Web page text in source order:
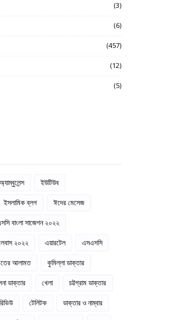
(3)
(6)
(457)
(12)
(5)
অ্যাম্বুলেন্স
ইউটিউব
ইসলামিক ব্লগ
ঈদের মেসেজ
বাংলা সাজেশন ২০২২
২০২২
এয়ারটেল
এসএসসি
আলামত
কুমিল্লা ডাক্তার
ডাক্তার খেলা
চট্টগ্রাম ডাক্তার
টেলিটক
ডাক্তার ও নাম্বার